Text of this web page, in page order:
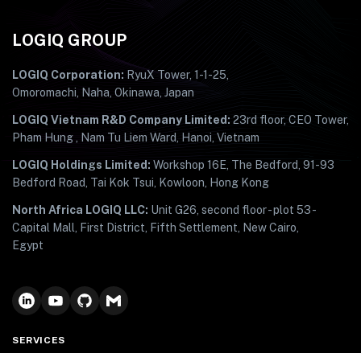
LOGIQ GROUP
LOGIQ Corporation: RyuX Tower, 1-1-25,
Omoromachi, Naha, Okinawa, Japan
LOGIQ Vietnam R&D Company Limited: 23rd floor, CEO Tower,
Pham Hung , Nam Tu Liem Ward, Hanoi, Vietnam
LOGIQ Holdings Limited: Workshop 16E, The Bedford, 91-93
Bedford Road, Tai Kok Tsui, Kowloon, Hong Kong
North Africa LOGIQ LLC: Unit G26, second floor - plot 53 -
Capital Mall, First District, Fifth Settlement, New Cairo,
Egypt
SERVICES